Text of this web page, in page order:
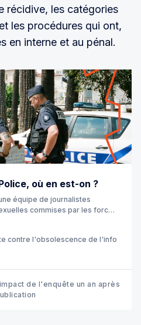
récidive, les catégories
les procédures qui ont,
en interne et au pénal.
où en est-on ?
équipe de journalistes
commises par les forces
contre l'obsolescence de l'info
de l'enquête un an après